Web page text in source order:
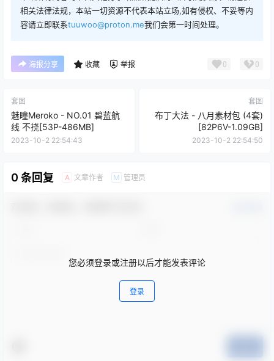
相关法律法规，本站一切资源不代表本站立场,如有侵权、不妥等内
容请立即联系tuuwoo@proton.me我们会第一时间处理。
海报分享 收藏 举报 0 0
套图
魅瞳Meroko - NO.01 碧蓝航
线 不挠[53P-486MB]
2023-10-2 22:54:43
套图
布丁大法 - 八月素材包 (4套)
[82P6V-1.09GB]
2023-10-2 22:54:50
0 条回复 A 文章作者 M 管理员
您必须登录或注册以后才能发表评论
登录